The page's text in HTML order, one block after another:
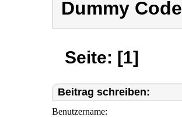
Dummy
Seite: [1]
Beitrag schreiben:
Benutzername: